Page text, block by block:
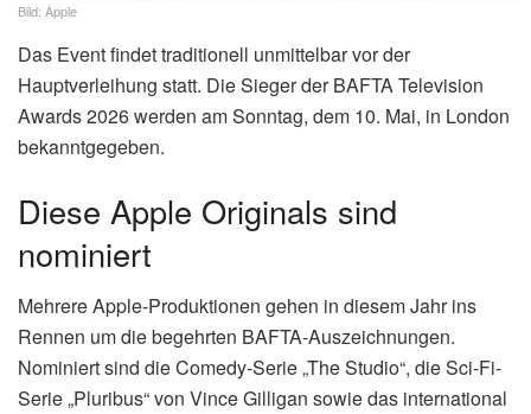
Bild: Apple
Das Event findet traditionell unmittelbar vor der
Hauptverleihung statt. Die Sieger der BAFTA Television
Awards 2026 werden am Sonntag, dem 10. Mai, in London
bekanntgegeben.
Diese Apple Originals sind
nominiert
Mehrere Apple-Produktionen gehen in diesem Jahr ins
Rennen um die begehrten BAFTA-Auszeichnungen.
Nominiert sind die Comedy-Serie „The Studio“, die Sci-Fi-
Serie „Pluribus“ von Vince Gilligan sowie das international